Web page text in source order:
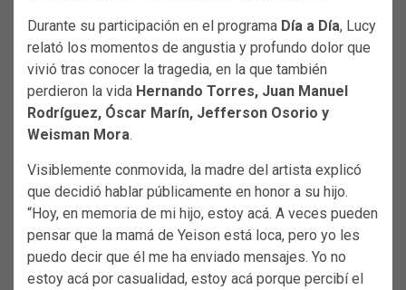
Durante su participación en el programa Día a Día, Lucy
relató los momentos de angustia y profundo dolor que
vivió tras conocer la tragedia, en la que también
perdieron la vida Hernando Torres, Juan Manuel
Rodríguez, Óscar Marín, Jefferson Osorio y
Weisman Mora.
Visiblemente conmovida, la madre del artista explicó
que decidió hablar públicamente en honor a su hijo.
“Hoy, en memoria de mi hijo, estoy acá. A veces pueden
pensar que la mamá de Yeison está loca, pero yo les
puedo decir que él me ha enviado mensajes. Yo no
estoy acá por casualidad, estoy acá porque percibí el